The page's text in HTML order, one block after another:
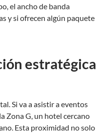
el ancho de banda
y si ofrecen algún paquete
estratégica
Si va a asistir a eventos
Zona G, un hotel cercano
Esta proximidad no solo